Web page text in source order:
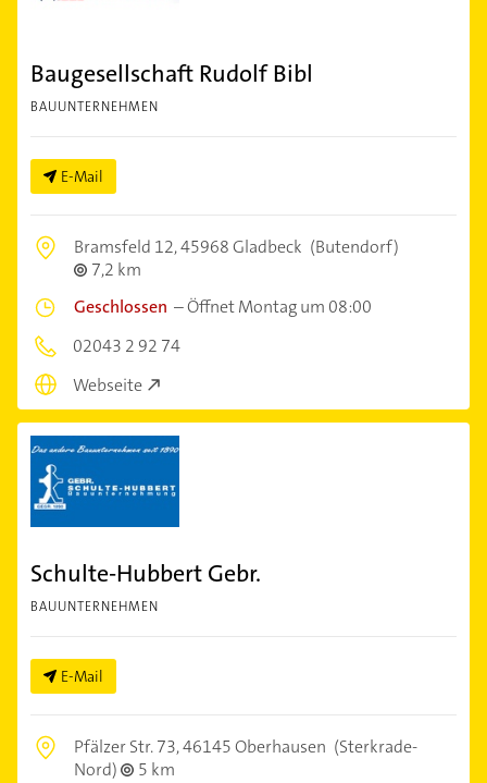
Baugesellschaft Rudolf Bibl
BAUUNTERNEHMEN
E-Mail
Bramsfeld 12,45968 Gladbeck (Butendorf)
7,2 km
Geschlossen –Öffnet Montag um 08:00
02043 2 92 74
Webseite
Schulte-Hubbert Gebr.
BAUUNTERNEHMEN
E-Mail
Pfälzer Str. 73,46145 Oberhausen (Sterkrade-
Nord)
5 km